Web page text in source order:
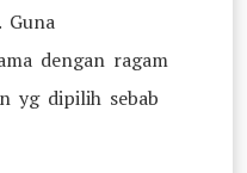
Guna
dengan ragam
yg dipilih sebab